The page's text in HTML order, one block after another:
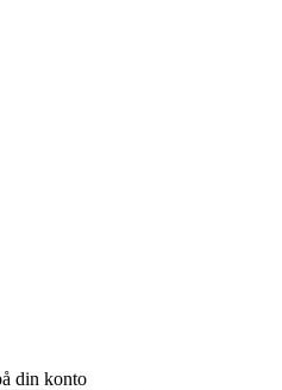
din konto